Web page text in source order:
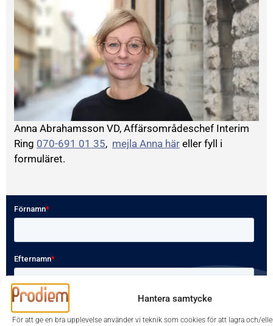
Hantera samtycke
För att ge en bra upplevelse använder vi teknik som cookies för att lagra och/
Anna Abrahamsson VD, Affärsområdeschef Interim
Ring 070-691 01 35, mejla Anna häreller fyll i
formuläret.